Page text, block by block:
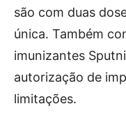
são com duas
única. Também
imunizantes
autorização de
limitações.